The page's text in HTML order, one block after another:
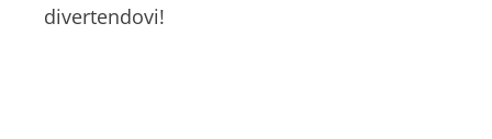
divertendovi!